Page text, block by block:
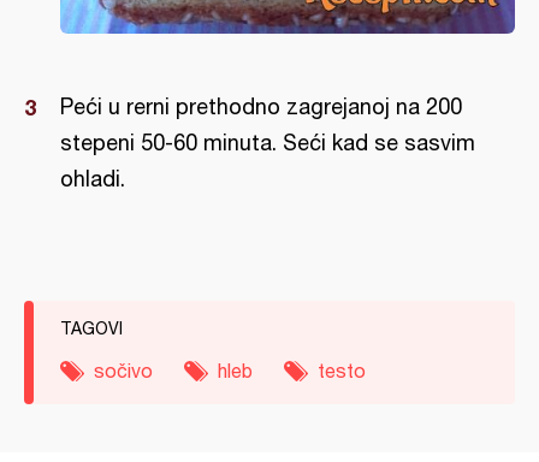
Peći u rerni prethodno zagrejanoj na 200
stepeni 50-60 minuta. Seći kad se sasvim
ohladi.
TAGOVI
sočivo hleb testo